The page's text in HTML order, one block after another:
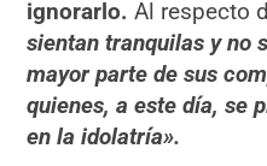
ignorarlo. Al respecto
sientan tranquilas y no
mayor parte de sus
quienes, a este día, se
en la idolatría».